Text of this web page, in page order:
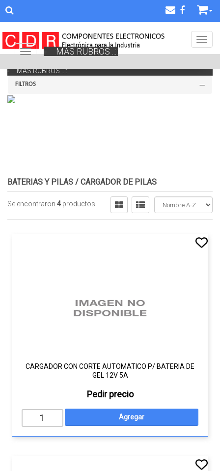
Navigation ein-/ausblenden
MAS RUBROS ..::
MAS RUBROS ..::
FILTROS
BATERIAS Y PILAS / CARGADOR DE PILAS
Se encontraron 4 productos
CARGADOR CON CORTE AUTOMATICO P/ BATERIA DE
GEL 12V 5A
Pedir precio